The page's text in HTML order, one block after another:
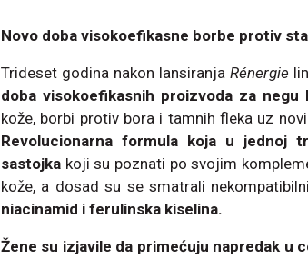
Novo doba visokoefikasne borbe protiv
Trideset godina nakon lansiranjaRénergie
doba visokoefikasnih proizvoda za negu
kože, borbi protiv bora i tamnih fleka uz
Revolucionarna formula koja u jednoj
sastojka koji su poznati po svojim
kože, a dosad su se smatrali
niacinamid i ferulinska kiselina.
Žene su izjavile da primećuju napredak u